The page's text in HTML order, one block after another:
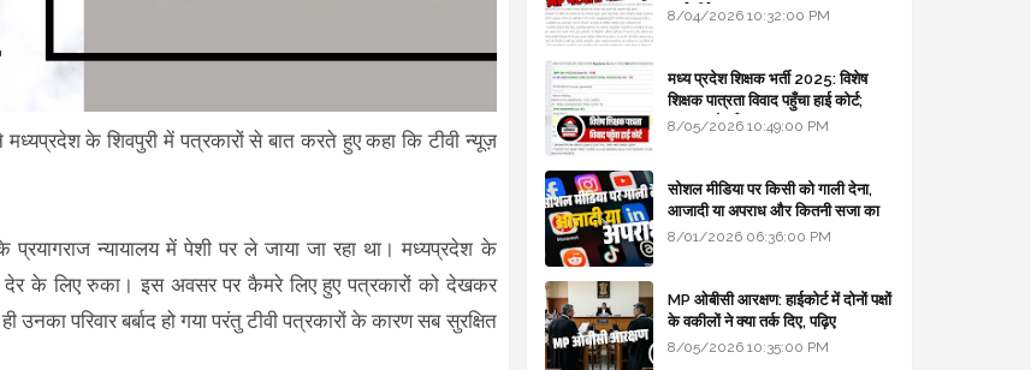
के शिवपुरी में पत्रकारों से बात करते हुए कहा कि टीवी न्यूज़
न्यायालय में पेशी पर ले जाया जा रहा था। मध्यप्रदेश के
के लिए रुका। इस अवसर पर कैमरे लिए हुए पत्रकारों को देखकर
परिवार बर्बाद हो गया परंतु टीवी पत्रकारों के कारण सब सुरक्षित
मार्गदर्शिका
8/04/2026 10:32:00 PM
मध्य प्रदेश शिक्षक भर्ती 2025: विशेष
शिक्षक पात्रता विवाद पहुँचा हाई कोर्ट;
सरकार से माँगा जवाब
8/05/2026 10:49:00 PM
सोशल मीडिया पर किसी को गाली देना,
आजादी या अपराध और कितनी सजा का
प्रावधान - free legal advice
8/01/2026 06:36:00 PM
MP ओबीसी आरक्षण: हाईकोर्ट में दोनों पक्षों
के वकीलों ने क्या तर्क दिए, पढ़िए
8/05/2026 10:35:00 PM